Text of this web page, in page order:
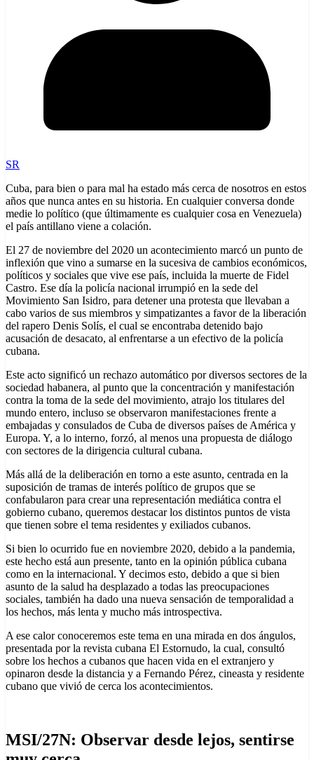
SR
Cuba, para bien o para mal ha estado más cerca de nosotros en estos
años que nunca antes en su historia. En cualquier conversa donde
medie lo político (que últimamente es cualquier cosa en Venezuela)
el país antillano viene a colación.
El 27 de noviembre del 2020 un acontecimiento marcó un punto de
inflexión que vino a sumarse en la sucesiva de cambios económicos,
políticos y sociales que vive ese país, incluida la muerte de Fidel
Castro. Ese día la policía nacional irrumpió en la sede del
Movimiento San Isidro, para detener una protesta que llevaban a
cabo varios de sus miembros y simpatizantes a favor de la liberación
del rapero Denis Solís, el cual se encontraba detenido bajo
acusación de desacato, al enfrentarse a un efectivo de la policía
cubana.
Este acto significó un rechazo automático por diversos sectores de la
sociedad habanera, al punto que la concentración y manifestación
contra la toma de la sede del movimiento, atrajo los titulares del
mundo entero, incluso se observaron manifestaciones frente a
embajadas y consulados de Cuba de diversos países de América y
Europa. Y, a lo interno, forzó, al menos una propuesta de diálogo
con sectores de la dirigencia cultural cubana.
Más allá de la deliberación en torno a este asunto, centrada en la
suposición de tramas de interés político de grupos que se
confabularon para crear una representación mediática contra el
gobierno cubano, queremos destacar los distintos puntos de vista
que tienen sobre el tema residentes y exiliados cubanos.
Si bien lo ocurrido fue en noviembre 2020, debido a la pandemia,
este hecho está aun presente, tanto en la opinión pública cubana
como en la internacional. Y decimos esto, debido a que si bien
asunto de la salud ha desplazado a todas las preocupaciones
sociales, también ha dado una nueva sensación de temporalidad a
los hechos, más lenta y mucho más introspectiva.
A ese calor conoceremos este tema en una mirada en dos ángulos,
presentada por la revista cubana El Estornudo, la cual, consultó
sobre los hechos a cubanos que hacen vida en el extranjero y
opinaron desde la distancia y a Fernando Pérez, cineasta y residente
cubano que vivió de cerca los acontecimientos.
MSI/27N: Observar desde lejos, sentirse